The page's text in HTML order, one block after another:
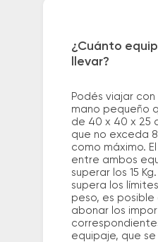
¿Cuánto
llevar?
Podés viajar
mano pequeño
de 40 x 40 x 25
que no exceda
como máximo.
entre ambos
superar los 15
supera los
peso, es
abonar los
equipaje, que